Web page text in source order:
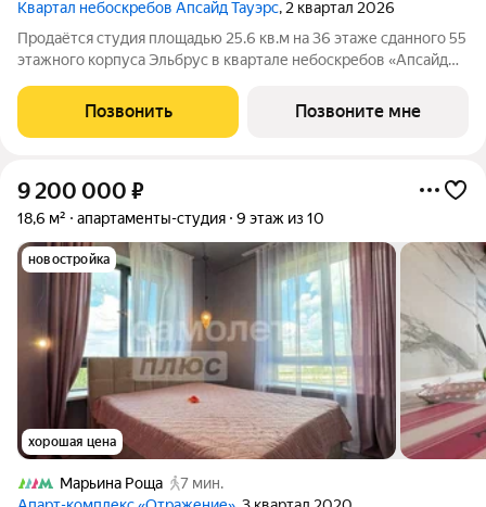
Квартал небоскребов Апсайд Тауэрс, 2 квартал 2026
Продаётся студия площадью 25.6 кв.м на 36 этаже сданного 55
этажного корпуса Эльбрус в квартале небоскребов «Апсайд
Кв.3610. «Апсайд Тауэрс» - технологичный квартал строится в
динамично
Позвонить Позвоните мне
9 200 000 ₽
18,6 м² апартаменты-студия 9 этаж из 10
новостройка
хорошая цена
Марьина Роща
7 мин.